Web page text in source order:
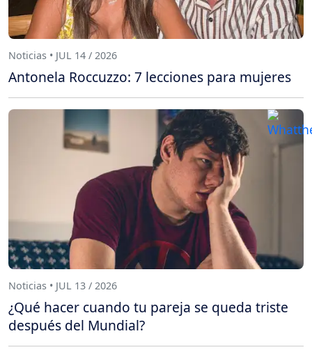
Noticias • JUL 14 / 2026
Antonela Roccuzzo: 7 lecciones para mujeres
Noticias • JUL 13 / 2026
¿Qué hacer cuando tu pareja se queda triste
después del Mundial?